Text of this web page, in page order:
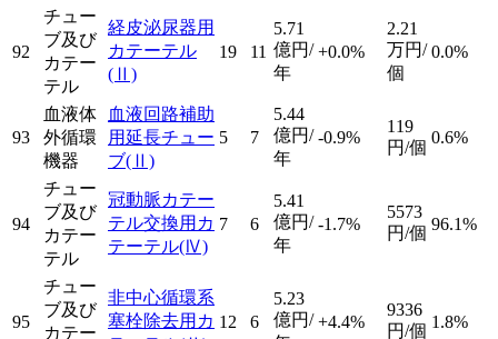
92
チュー
ブ及び
カテー
テル
経皮泌尿器用
カテーテル
(Ⅱ)
19 11
5.71
億円/
年
+0.0%
2.21
万円/
個
0.0%
93
血液体
外循環
機器
血液回路補助
用延長チュー
ブ(Ⅱ)
5 7
5.44
億円/
年
-0.9%
119
円/個
0.6%
94
チュー
ブ及び
カテー
テル
冠動脈カテー
テル交換用カ
テーテル(Ⅳ)
7 6
5.41
億円/
年
-1.7%
5573
円/個 96.1%
95
チュー
ブ及び
カテー
非中心循環系
塞栓除去用カ 12 6
5.23
億円/ +4.4%
9336
円/個 1.8%